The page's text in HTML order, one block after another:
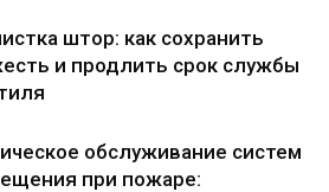
штор: как сохранить
и продлить срок службы
обслуживание систем
при пожаре: